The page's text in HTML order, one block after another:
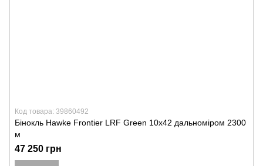
Код товара: 39860492
Бінокль Hawke Frontier LRF Green 10x42 дальноміром 2300
м
47 250 грн